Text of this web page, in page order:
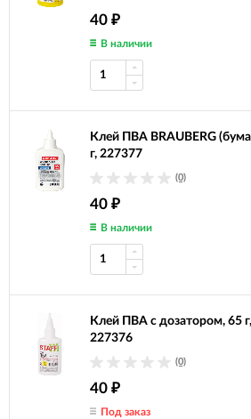
40 ₽
В наличии
Клей ПВА BRAUBERG
г, 227377
(0)
40 ₽
В наличии
Клей ПВА с дозатором, 65
227376
(0)
40 ₽
Под заказ